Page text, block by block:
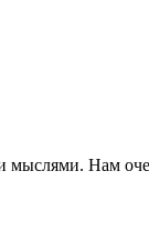
мыслями. Нам